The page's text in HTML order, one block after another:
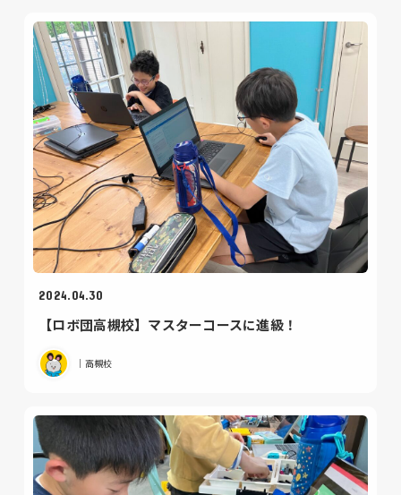
2024.04.30
【ロボ団高槻校】マスターコースに進級！
｜高槻校